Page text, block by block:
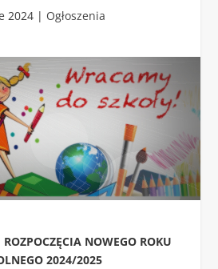
2024| Ogłoszenia
NOWEGO ROKU
2024/2025